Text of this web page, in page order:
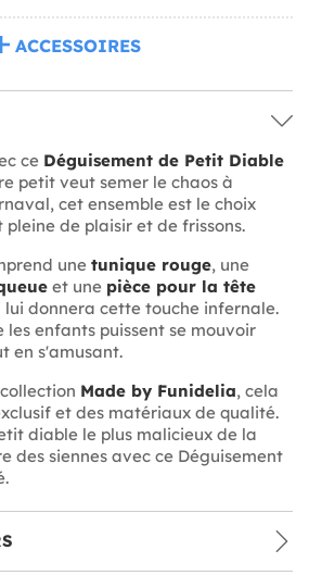
ACCESSOIRES
ce Déguisement de Petit Diable
petit veut semer le chaos à
cet ensemble est le choix
de plaisir et de frissons.
une tunique rouge, une
et une pièce pour la tête
lui donnera cette touche infernale.
les enfants puissent se mouvoir
en s'amusant.
Made by Funidelia, cela
et des matériaux de qualité.
diable le plus malicieux de la
des siennes avec ce Déguisement